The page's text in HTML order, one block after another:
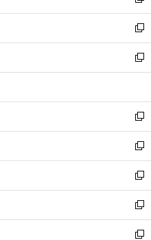
開
く
ウ
で
開
く
ン
ド
ウ
で
開
ウ
ィ
ン
ド
ウ
開
く
し
い
ウ
ィ
ン
ウ
で
開
く
新
し
い
ウ
ン
ド
ウ
で
開
く
新
し
ウ
ィ
ン
ド
ウ
で
開
く
新
し
い
ウ
ィ
ン
ド
ウ
で
新
し
い
ウ
ィ
ン
ド
新
し
い
ウ
ィ
新
し
い
新